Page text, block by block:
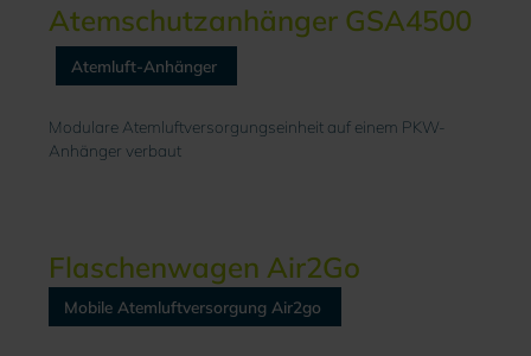
Atemschutzanhänger GSA4500
Atemluft-Anhänger
Modulare Atemluftversorgungseinheit auf einem PKW-
Anhänger verbaut
Flaschenwagen Air2Go
Mobile Atemluftversorgung Air2go